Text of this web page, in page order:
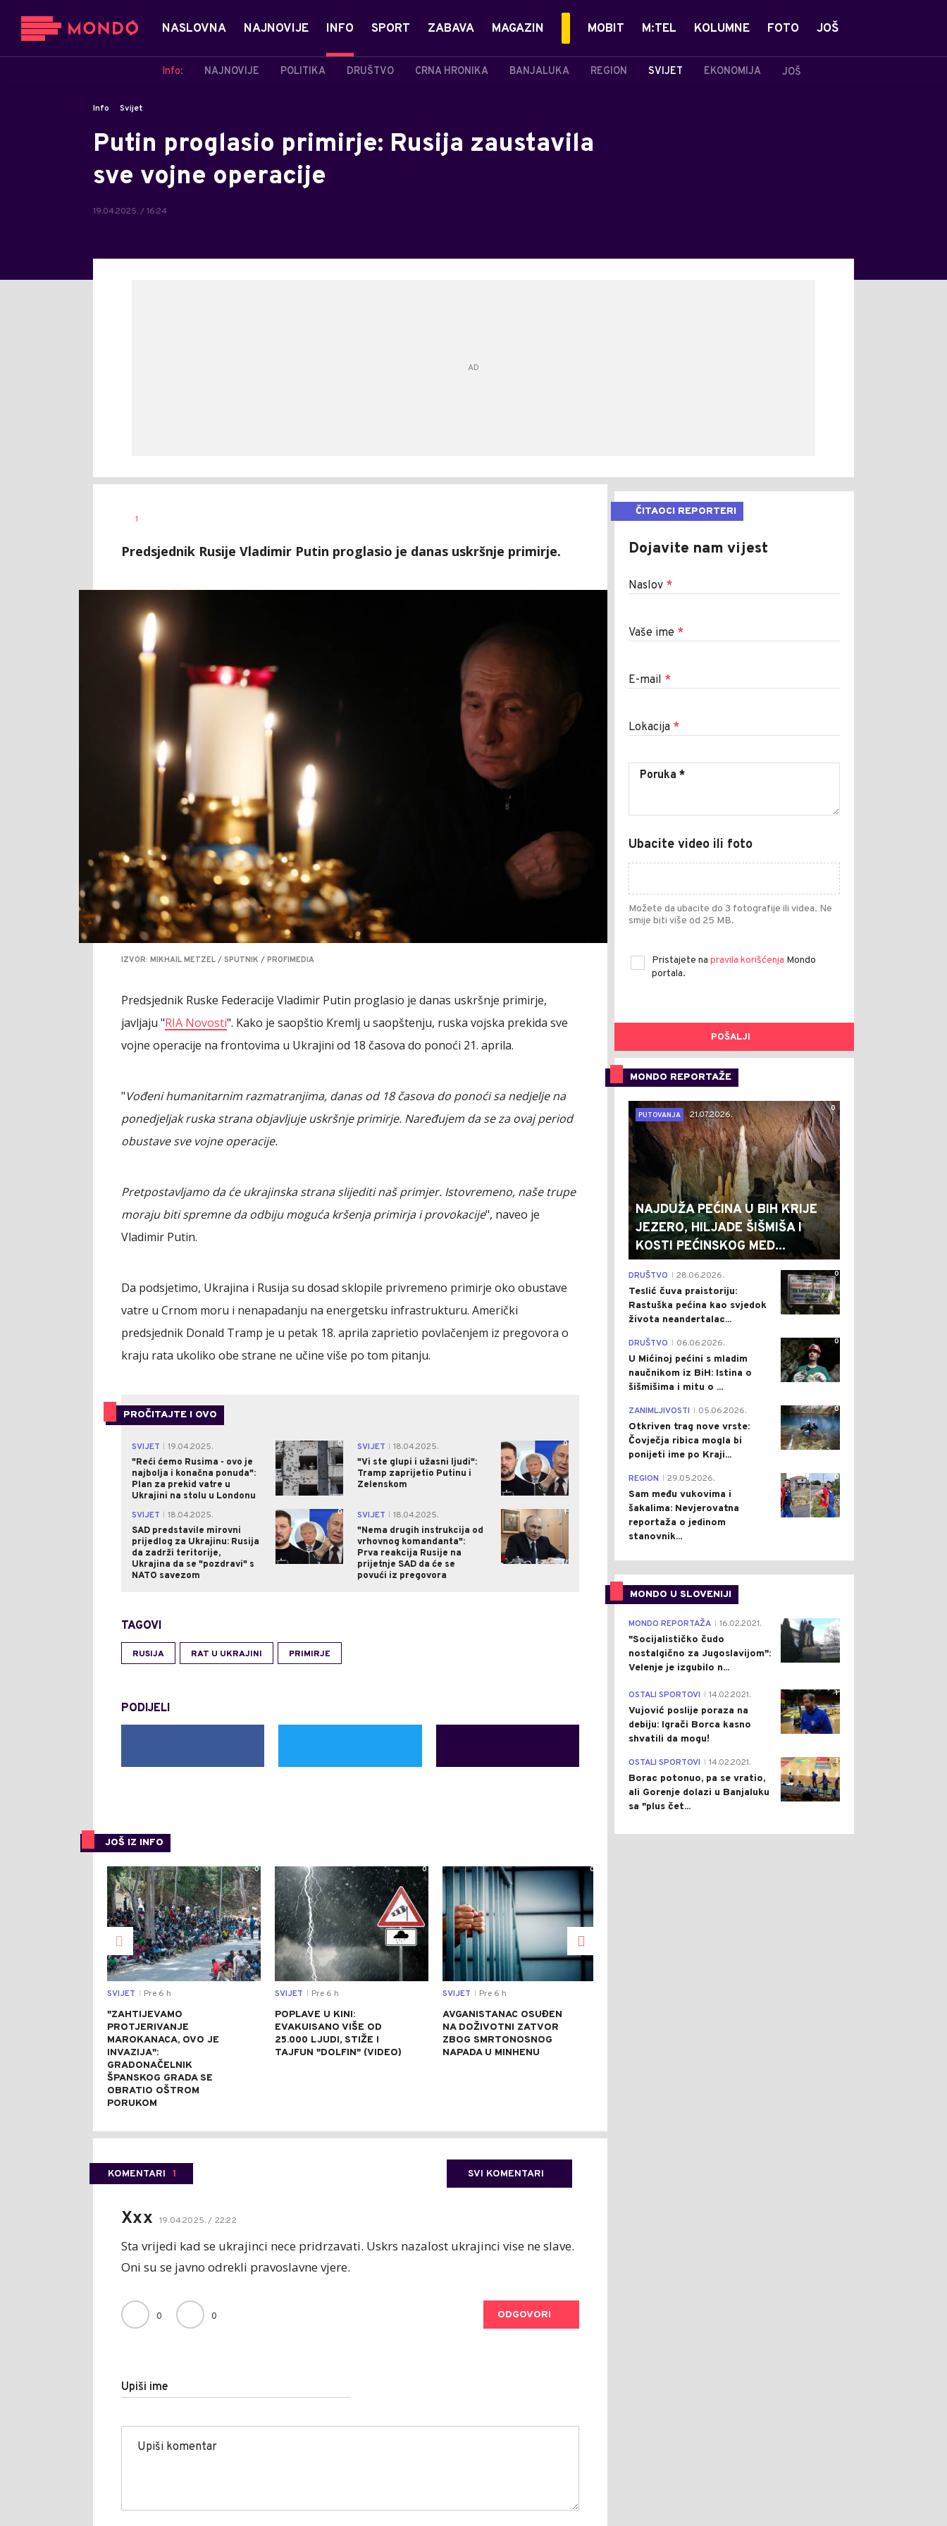
NASLOVNA NAJNOVIJE INFO
Info: NAJNOVIJE POLITIKA DRUŠTVO CRNA HRONIKA BANJALUKA REGION SVIJET EKONOMIJA JOŠ
SPORT ZABAVA MAGAZIN MOBIT M:TEL KOLUMNE FOTO JOŠ
Info Svijet
Putin proglasio primirje: Rusija zaustavila
sve vojne operacije
19.04.2025. / 16:24
AUTOR
1
Predsjednik Rusije Vladimir Putin proglasio je danas uskršnje primirje.
IZVOR: MIKHAIL METZEL / SPUTNIK / PROFIMEDIA
Predsjednik Ruske Federacije Vladimir Putin proglasio je danas uskršnje primirje,
javljaju "RIA Novosti". Kako je saopštio Kremlj u saopštenju, ruska vojska prekida sve
vojne operacije na frontovima u Ukrajini od 18 časova do ponoći 21. aprila.
"Vođeni humanitarnim razmatranjima, danas od 18 časova do ponoći sa nedjelje na
ponedjeljak ruska strana objavljuje uskršnje primirje. Naređujem da se za ovaj period
obustave sve vojne operacije.
Pretpostavljamo da će ukrajinska strana slijediti naš primjer. Istovremeno, naše trupe
moraju biti spremne da odbiju moguća kršenja primirja i provokacije", naveo je
Vladimir Putin.
Da podsjetimo, Ukrajina i Rusija su dosad sklopile privremeno primirje oko obustave
vatre u Crnom moru i nenapadanju na energetsku infrastrukturu. Američki
predsjednik Donald Tramp je u petak 18. aprila zaprietio povlačenjem iz pregovora o
kraju rata ukoliko obe strane ne učine više po tom pitanju.
PROČITAJTE I OVO
SVIJET
19.04.2025.
"Reći ćemo Rusima - ovo je
najbolja i konačna ponuda":
Plan za prekid vatre u
Ukrajini na stolu u Londonu
0 SVIJET
18.04.2025.
"Vi ste glupi i užasni ljudi":
Tramp zaprijetio Putinu i
Zelenskom
0
SVIJET
18.04.2025.
SAD predstavile mirovni
prijedlog za Ukrajinu: Rusija
da zadrži teritorije,
Ukrajina da se "pozdravi" s
NATO savezom
0 SVIJET
18.04.2025.
"Nema drugih instrukcija od
vrhovnog komandanta":
Prva reakcija Rusije na
prijetnje SAD da će se
povući iz pregovora
1
TAGOVI
RUSIJA RAT U UKRAJINI PRIMIRJE
PODIJELI
JOŠ IZ INFO
0
SVIJET Pre 6 h
"ZAHTIJEVAMO
PROTJERIVANJE
MAROKANACA, OVO JE
INVAZIJA":
GRADONAČELNIK
ŠPANSKOG GRADA SE
OBRATIO OŠTROM
PORUKOM
0
SVIJET Pre 6 h
POPLAVE U KINI:
EVAKUISANO VIŠE OD
25.000 LJUDI, STIŽE I
TAJFUN "DOLFIN" (VIDEO)
0
SVIJET Pre 6 h
AVGANISTANAC OSUĐEN
NA DOŽIVOTNI ZATVOR
ZBOG SMRTONOSNOG
NAPADA U MINHENU
KOMENTARI 1 SVI KOMENTARI
Xxx 19.04.2025. / 22:22
Sta vrijedi kad se ukrajinci nece pridrzavati. Uskrs nazalost ukrajinci vise ne slave.
Oni su se javno odrekli pravoslavne vjere.
0 0 ODGOVORI
Upiši ime
ČITAOCI REPORTERI
Dojavite nam vijest
Naslov *
Vaše ime *
E-mail *
Lokacija *
Ubacite video ili foto
Možete da ubacite do 3 fotografije ili videa. Ne
smije biti više od 25 MB.
Pristajete na pravila korišćenja Mondo
portala.
POŠALJI
MONDO REPORTAŽE
0
PUTOVANJA
21.07.2026.
NAJDUŽA PEĆINA U BIH KRIJE
JEZERO, HILJADE ŠIŠMIŠA I
KOSTI PEĆINSKOG MED...
0
DRUŠTVO 28.06.2026.
Teslić čuva praistoriju:
Rastuška pećina kao svjedok
života neandertalac...
0
DRUŠTVO 06.06.2026.
U Mićinoj pećini s mladim
naučnikom iz BiH: Istina o
šišmišima i mitu o ...
0
ZANIMLJIVOSTI 05.06.2026.
Otkriven trag nove vrste:
Čovječja ribica mogla bi
ponijeti ime po Kraji...
0
REGION 29.05.2026.
Sam među vukovima i
šakalima: Nevjerovatna
reportaža o jedinom
stanovnik...
MONDO U SLOVENIJI
4
MONDO REPORTAŽA 16.02.2021.
"Socijalističko čudo
nostalgično za Jugoslavijom":
Velenje je izgubilo n...
1
OSTALI SPORTOVI 14.02.2021.
Vujović poslije poraza na
debiju: Igrači Borca kasno
shvatili da mogu!
3
OSTALI SPORTOVI 14.02.2021.
Borac potonuo, pa se vratio,
ali Gorenje dolazi u Banjaluku
sa "plus čet...